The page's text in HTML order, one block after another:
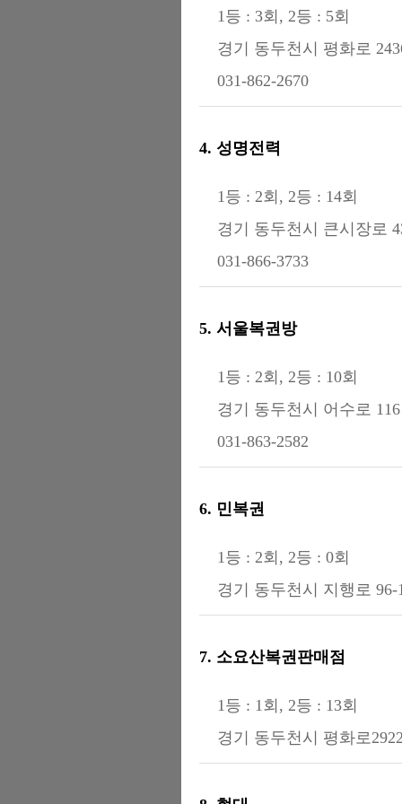
1등 : 3회, 2등 : 5회
경기 동두천시 평화로
031-862-2670
4. 성명전력
1등 : 2회, 2등 : 14회
경기 동두천시 큰시장로
031-866-3733
5. 서울복권방
1등 : 2회, 2등 : 10회
경기 동두천시 어수로 116
031-863-2582
6. 민복권
1등 : 2회, 2등 : 0회
경기 동두천시 지행로
7. 소요산복권판매점
1등 : 1회, 2등 : 13회
경기 동두천시 평화로